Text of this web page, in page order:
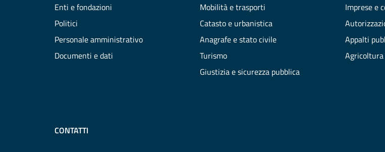
Enti e fondazioni
Politici
Personale amministrativo
Documenti e dati
Mobilità e trasporti
Catasto e urbanistica
Anagrafe e stato civile
Turismo
Giustizia e sicurezza pubblica
Imprese e
Appalti
Agricoltura
CONTATTI